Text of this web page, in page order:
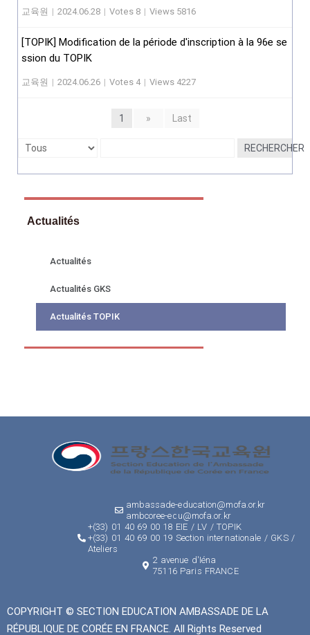
교육원 | 2024.06.28 | Votes 8 | Views 5816
[TOPIK] Modification de la période d'inscription à la 96e se
ssion du TOPIK
교육원 | 2024.06.26 | Votes 4 | Views 4227
1 » Last
RECHERCHER
Actualités
Actualités
Actualités GKS
Actualités TOPIK
ambassade-education@mofa.or.kr
ambcoree-edu@mofa.or.kr
+(33) 01 40 69 00 18 EIE / LV / TOPIK
+(33) 01 40 69 00 19 Section internationale / GKS /
Ateliers
2 avenue d'Iéna
75116 Paris FRANCE
COPYRIGHT © SECTION EDUCATION AMBASSADE DE LA
RÉPUBLIQUE DE CORÉE EN FRANCE. All Rights Reserved